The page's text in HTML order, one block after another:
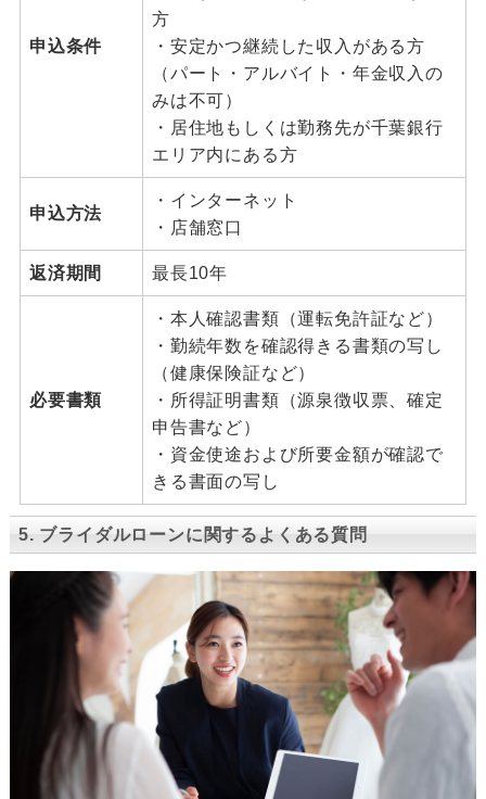
申込条件
方
・安定かつ継続した収入がある方
（パート・アルバイト・年金収入の
みは不可）
・居住地もしくは勤務先が千葉銀行
エリア内にある方
申込方法
・インターネット
・店舗窓口
返済期間 最長10年
必要書類
・本人確認書類（運転免許証など）
・勤続年数を確認得きる書類の写し
（健康保険証など）
・所得証明書類（源泉徴収票、確定
申告書など）
・資金使途および所要金額が確認で
きる書面の写し
5. ブライダルローンに関するよくある質問